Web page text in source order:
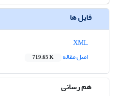
فایل ها
اصل مقاله
719.65 K
هم رسانی